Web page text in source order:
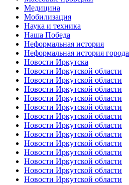
Медицина
Мобилизация
Наука и техника
Наша Победа
Неформальная история
Неформальная история города
Новости Иркутска
Новости Иркутской области
Новости Иркутской области
Новости Иркутской области
Новости Иркутской области
Новости Иркутской области
Новости Иркутской области
Новости Иркутской области
Новости Иркутской области
Новости Иркутской области
Новости Иркутской области
Новости Иркутской области
Новости Иркутской области
Новости Иркутской области